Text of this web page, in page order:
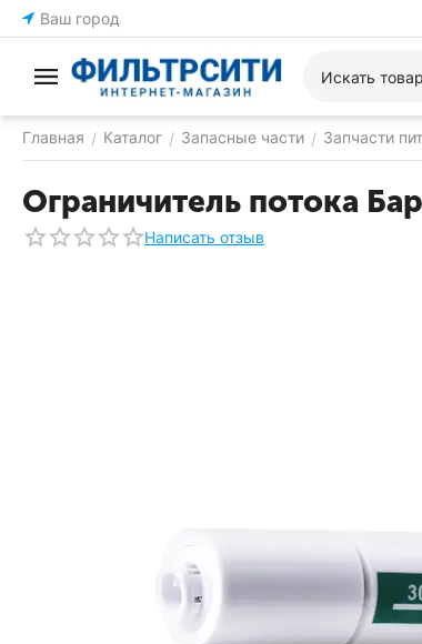
Ваш город
Главная / Каталог / Запасные части / Запчасти
Ограничитель потока
Написать отзыв